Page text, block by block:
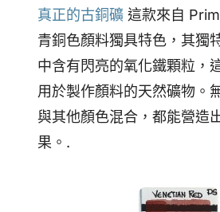
真正的古銅礦 這款來自
青銅色顏料獨具特色，其獨
中含有閃亮的氧化鐵顆粒，
用於製作顏料的天然礦物。
與其他顏色混合，都能營造
果。.